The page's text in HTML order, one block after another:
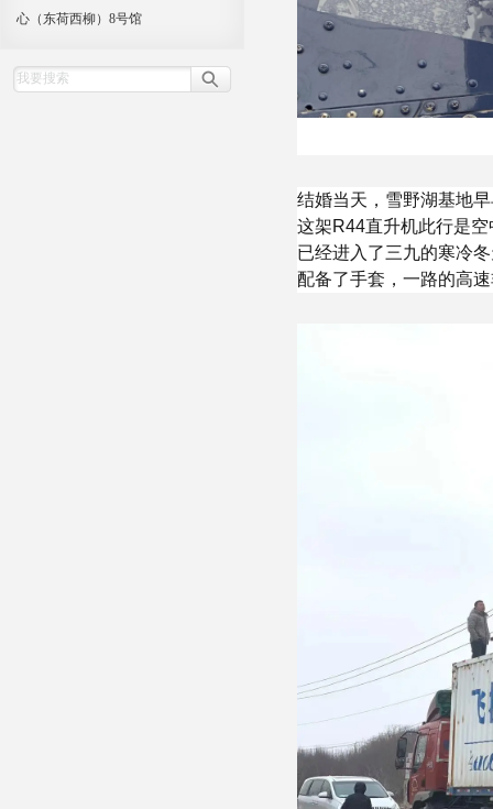
心（东荷西柳）8号馆
结婚当天，雪野湖基地
这架R44直升机此行是
已经进入了三九的寒冷
配备了手套，一路的高